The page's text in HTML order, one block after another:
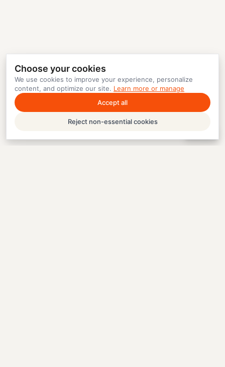
Choose your cookies
We use cookies to improve your experience, personalize
content, and optimize our site. Learn more or manage
Accept all
Reject non-essential cookies